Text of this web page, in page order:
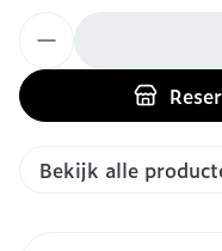
Bekijk alle